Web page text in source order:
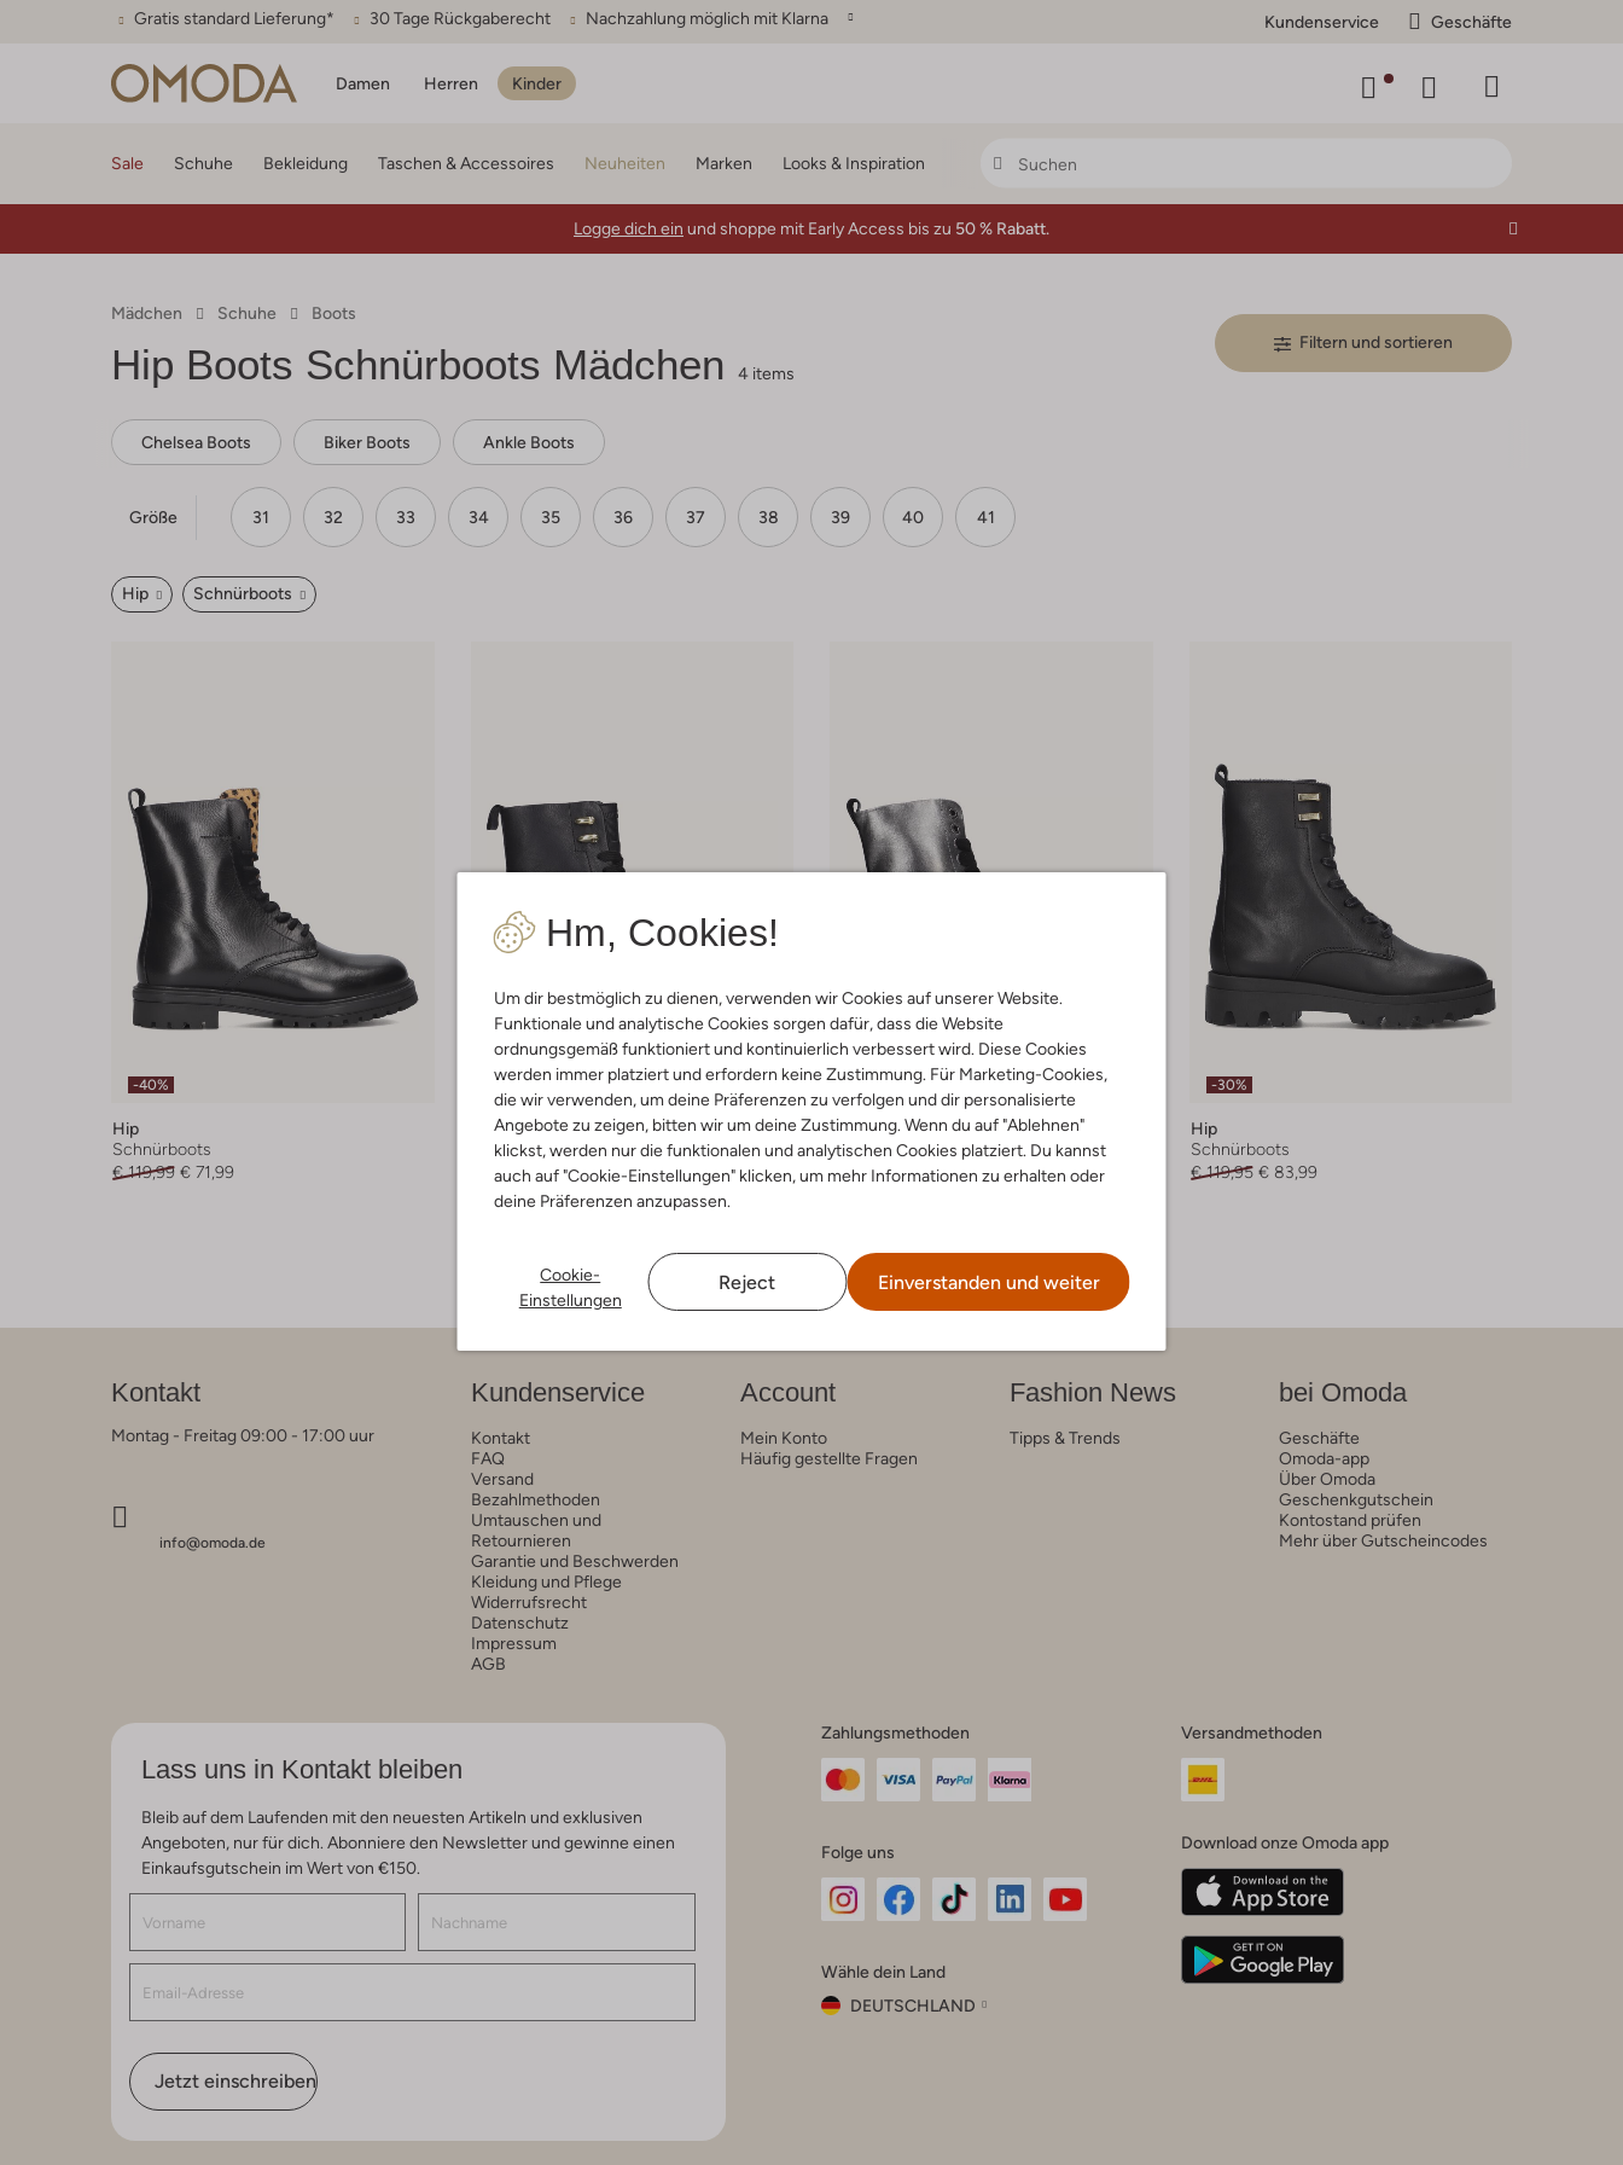
Gratis standard Lieferung* 30 Tage Rückgaberecht Nachzahlung möglich mit Klarna Kundenservice Geschäfte
Damen Herren Kinder
Hm, Cookies!
Um dir bestmöglich zu dienen, verwenden wir Cookies auf unserer Website.
Funktionale und analytische Cookies sorgen dafür, dass die Website
ordnungsgemäß funktioniert und kontinuierlich verbessert wird. Diese Cookies
werden immer platziert und erfordern keine Zustimmung. Für Marketing-Cookies,
die wir verwenden, um deine Präferenzen zu verfolgen und dir personalisierte
Angebote zu zeigen, bitten wir um deine Zustimmung. Wenn du auf "Ablehnen"
klickst, werden nur die funktionalen und analytischen Cookies platziert. Du kannst
auch auf "Cookie-Einstellungen" klicken, um mehr Informationen zu erhalten oder
deine Präferenzen anzupassen.
Cookie-
Einstellungen
Reject Einverstanden und weiter
Sale Schuhe Bekleidung Taschen & Accessoires Neuheiten Marken Looks & Inspiration
Logge dich ein und shoppe mit Early Access bis zu 50 % Rabatt.
Mädchen Schuhe Boots
Hip Boots Schnürboots Mädchen 4 items
Filtern und sortieren
Chelsea Boots Biker Boots Ankle Boots
Größe 31 32 33 34 35 36 37 38 39 40 41
Hip Schnürboots
-40%
Hip
Schnürboots
€ 119,99 € 71,99
-40%
Hip
Schnürboots
€ 89,95 € 53,99
-50%
Hip
Schnürboots
€ 119,95 € 59,99
-30%
Hip
Schnürboots
€ 119,95 € 83,99
Kontakt
Montag - Freitag 09:00 - 17:00 uur
info@omoda.de
Kundenservice
Kontakt
FAQ
Versand
Bezahlmethoden
Umtauschen und
Retournieren
Garantie und Beschwerden
Kleidung und Pflege
Widerrufsrecht
Datenschutz
Impressum
AGB
Account
Mein Konto
Häufig gestellte Fragen
Fashion News
Tipps & Trends
bei Omoda
Geschäfte
Omoda-app
Über Omoda
Geschenkgutschein
Kontostand prüfen
Mehr über Gutscheincodes
Lass uns in Kontakt bleiben
Bleib auf dem Laufenden mit den neuesten Artikeln und exklusiven
Angeboten, nur für dich. Abonniere den Newsletter und gewinne einen
Einkaufsgutschein im Wert von €150.
Jetzt einschreiben
Zahlungsmethoden
Folge uns
Instagram
Facebook
TikTok
Wähle dein Land
DEUTSCHLAND
Versandmethoden
Download onze Omoda app